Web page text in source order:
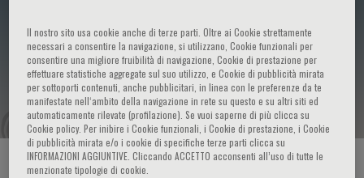
European school of medical genetics:
10th course
HOME PAGE / CURSOS Y EVENTOS
Il nostro sito usa cookie anche di terze parti. Oltre ai Cookie strettamente
necessari a consentire la navigazione, si utilizzano, Cookie funzionali per
consentire una migliore fruibilità di navigazione, Cookie di prestazione per
effettuare statistiche aggregate sul suo utilizzo, e Cookie di pubblicità mirata
per sottoporti contenuti, anche pubblicitari, in linea con le preferenze da te
manifestate nell‘ambito della navigazione in rete su questo e su altri siti ed
automaticamente rilevate (profilazione). Se vuoi saperne di più clicca su
Cookie policy. Per inibire i Cookie funzionali, i Cookie di prestazione, i Cookie
di pubblicità mirata e/o i cookie di specifiche terze parti clicca su
INFORMAZIONI AGGIUNTIVE. Cliccando ACCETTO acconsenti all’uso di tutte le
menzionate tipologie di cookie.